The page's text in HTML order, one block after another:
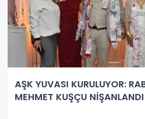
AŞK YUVASI KURULUYOR:
MEHMET KUŞÇU